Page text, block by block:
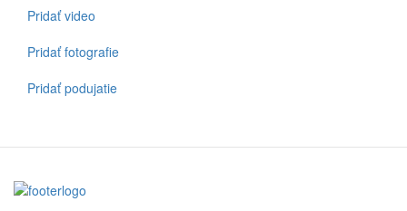
Pridať video
Pridať fotografie
Pridať podujatie